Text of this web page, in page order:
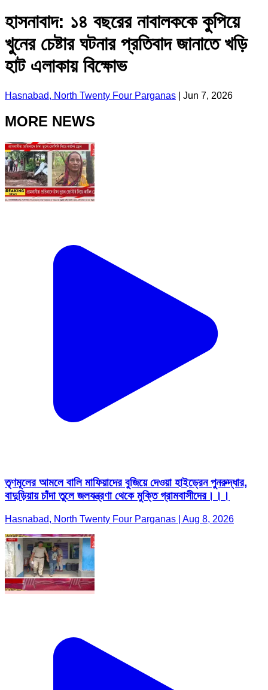
হাসনাবাদ: ১৪ বছরের নাবালককে কুপিয়ে
খুনের চেষ্টার ঘটনার প্রতিবাদ জানাতে খড়ি
হাট এলাকায় বিক্ষোভ
Hasnabad, North Twenty Four Parganas Jun 7, 2026
MORE NEWS
তৃণমূলের আমলে বালি মাফিয়াদের বুজিয়ে দেওয়া হাইড্রেন পুনরুদ্ধার,
বাদুড়িয়ায় চাঁদা তুলে জলযন্ত্রণা থেকে মুক্তি গ্রামবাসীদের।।।
Hasnabad, North Twenty Four Parganas | Aug 8, 2026